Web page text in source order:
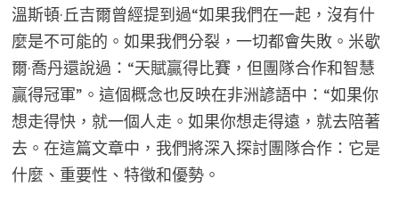
溫斯頓·丘吉爾曾經提到過“如果我們在一起，沒有什
麼是不可能的。如果我們分裂，一切都會失敗。米歇
爾·喬丹還說過：“天賦贏得比賽，但團隊合作和智慧
贏得冠軍”。這個概念也反映在非洲諺語中：“如果你
想走得快，就一個人走。如果你想走得遠，就去陪著
去。在這篇文章中，我們將深入探討團隊合作：它是
什麼、重要性、特徵和優勢。